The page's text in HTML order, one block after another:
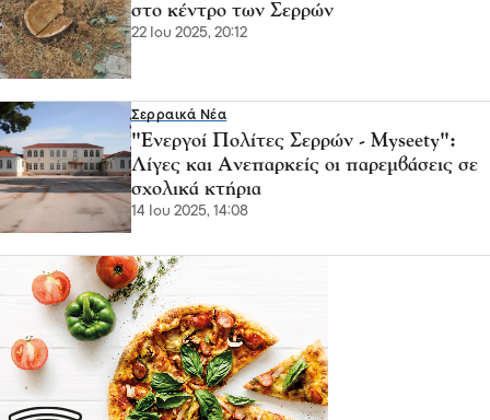
στο κέντρο των Σερρών
22 Ιου 2025, 20:12
Σερραικά Νέα
"Ενεργοί Πολίτες Σερρών - Myseety":
Λίγες και Ανεπαρκείς οι παρεμβάσεις σε
σχολικά κτήρια
14 Ιου 2025, 14:08